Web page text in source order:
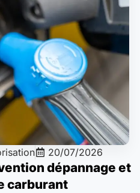
20/07/2026
dépannage et
carburant